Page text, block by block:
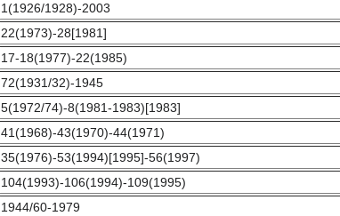
1(1926/1928)-2003
22(1973)-28[1981]
17-18(1977)-22(1985)
72(1931/32)-1945
5(1972/74)-8(1981-1983)[1983]
41(1968)-43(1970)-44(1971)
35(1976)-53(1994)[1995]-56(1997)
104(1993)-106(1994)-109(1995)
1944/60-1979